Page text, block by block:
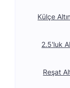
Külçe
2.5'luk
Reşat